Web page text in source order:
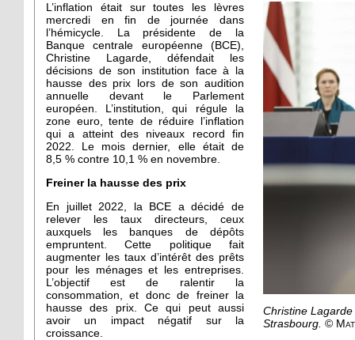
L’inflation était sur toutes les lèvres
mercredi en fin de journée dans
l’hémicycle. La présidente de la
Banque centrale européenne (BCE),
Christine Lagarde, défendait les
décisions de son institution face à la
hausse des prix lors de son audition
annuelle devant le Parlement
européen. L’institution, qui régule la
zone euro, tente de réduire l’inflation
qui a atteint des niveaux record fin
2022. Le mois dernier, elle était de
8,5 % contre 10,1 % en novembre.
Freiner la hausse des prix
En juillet 2022, la BCE a décidé de
relever les taux directeurs, ceux
auxquels les banques de dépôts
empruntent. Cette politique fait
augmenter les taux d’intérêt des prêts
pour les ménages et les entreprises.
L’objectif est de ralentir la
consommation, et donc de freiner la
hausse des prix. Ce qui peut aussi
avoir un impact négatif sur la
croissance.
Christine
Strasbourg. ©